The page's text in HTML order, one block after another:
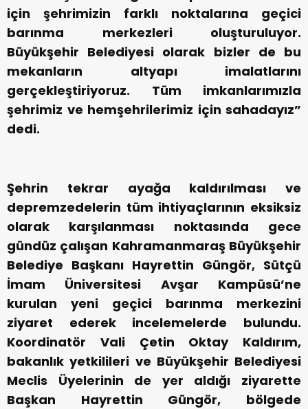
için şehrimizin farklı noktalarına geçici
barınma merkezleri oluşturuluyor.
Büyükşehir Belediyesi olarak bizler de bu
mekanların altyapı imalatlarını
gerçekleştiriyoruz. Tüm imkanlarımızla
şehrimiz ve hemşehrilerimiz için sahadayız”
dedi.
Şehrin tekrar ayağa kaldırılması ve
depremzedelerin tüm ihtiyaçlarının eksiksiz
olarak karşılanması noktasında gece
gündüz çalışan Kahramanmaraş Büyükşehir
Belediye Başkanı Hayrettin Güngör, Sütçü
İmam Üniversitesi Avşar Kampüsü’ne
kurulan yeni geçici barınma merkezini
ziyaret ederek incelemelerde bulundu.
Koordinatör Vali Çetin Oktay Kaldırım,
bakanlık yetkilileri ve Büyükşehir Belediyesi
Meclis Üyelerinin de yer aldığı ziyarette
Başkan Hayrettin Güngör, bölgede